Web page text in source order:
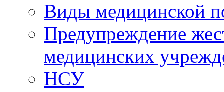
Виды медицинской
Предупреждение
медицинских
НСУ